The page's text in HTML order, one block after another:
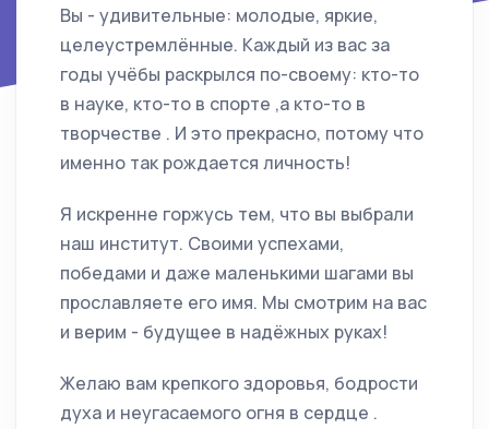
Вы - удивительные: молодые, яркие,
целеустремлённые. Каждый из вас за
годы учёбы раскрылся по-своему: кто-то
в науке, кто-то в спорте ,а кто-то в
творчестве . И это прекрасно, потому что
именно так рождается личность!
Я искренне горжусь тем, что вы выбрали
наш институт. Своими успехами,
победами и даже маленькими шагами вы
прославляете его имя. Мы смотрим на вас
и верим - будущее в надёжных руках!
Желаю вам крепкого здоровья, бодрости
духа и неугасаемого огня в сердце .